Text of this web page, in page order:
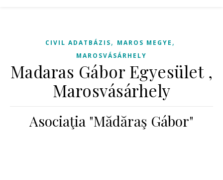
CIVIL ADATBÁZIS, MAROS MEGYE ,
MAROSVÁSÁRHELY
Madaras Gábor Egyesület ,
Marosvásárhely
Asociaţia "Mădăraş Gábor"